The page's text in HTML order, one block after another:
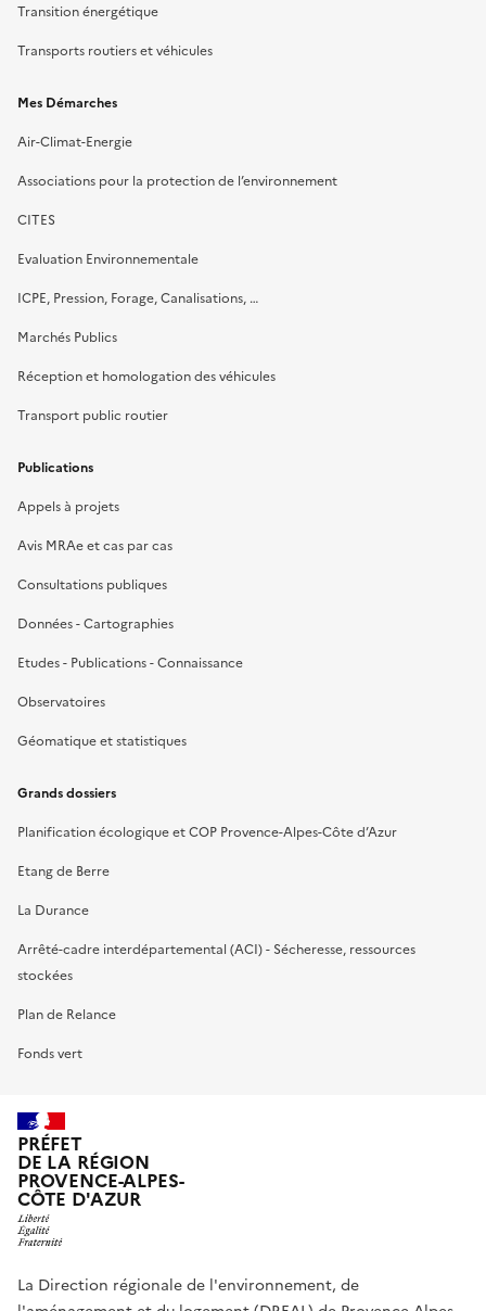
Transition énergétique
Transports routiers et véhicules
Mes Démarches
Air-Climat-Energie
Associations pour la protection de l’environnement
CITES
Evaluation Environnementale
ICPE, Pression, Forage, Canalisations, …
Marchés Publics
Réception et homologation des véhicules
Transport public routier
Publications
Appels à projets
Avis MRAe et cas par cas
Consultations publiques
Données - Cartographies
Etudes - Publications - Connaissance
Observatoires
Géomatique et statistiques
Grands dossiers
Planification écologique et COP Provence-Alpes-Côte d’Azur
Etang de Berre
La Durance
Arrêté-cadre interdépartemental (ACI) - Sécheresse, ressources
stockées
Plan de Relance
Fonds vert
PRÉFET
DE LA RÉGION
PROVENCE-ALPES-
CÔTE D'AZUR
La Direction régionale de l'environnement, de